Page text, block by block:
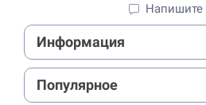
Напишите
Информация
Популярное